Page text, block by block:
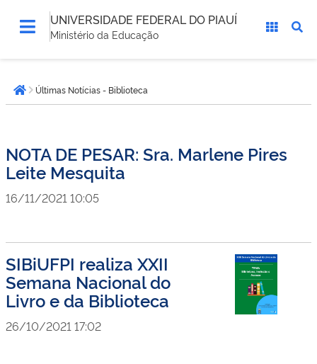
UNIVERSIDADE FEDERAL DO PIAUÍ
Ministério da Educação
está
aqui:Página inicial
Últimas Notícias - Biblioteca
NOTA DE PESAR: Sra. Marlene Pires
Leite Mesquita
16/11/2021 10:05
SIBiUFPI realiza XXII
Semana Nacional do
Livro e da Biblioteca
26/10/2021 17:02